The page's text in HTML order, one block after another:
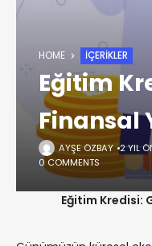
HOME İÇERIKLER
Eğitim
Finansal
AYŞE ÖZBAY 2 YIL
0 COMMENTS
Eğitim Kredisi: